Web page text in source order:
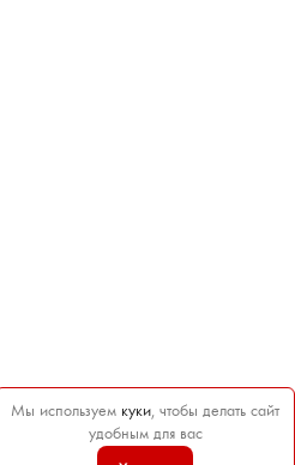
Мы используем куки, чтобы делать сайт
удобным для вас